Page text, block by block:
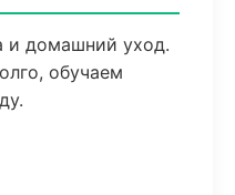
и домашний уход.
обучаем